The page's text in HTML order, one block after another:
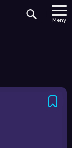
Meny